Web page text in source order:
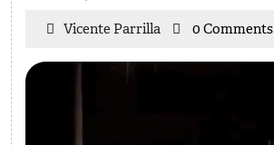
Vicente ParrillaVicente0 Comments